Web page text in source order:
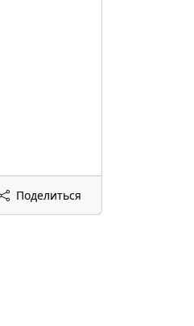
Поделиться